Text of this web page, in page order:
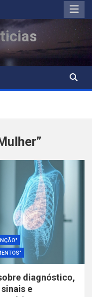
diagnóstico,
e